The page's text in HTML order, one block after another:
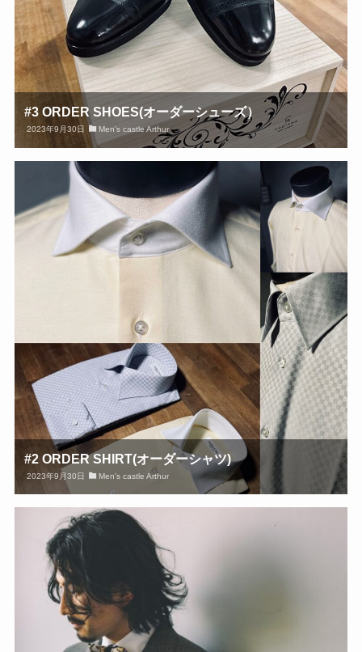
#3 ORDER SHOES(オーダーシューズ）
2023年9月30日 Men's castle Arthur
#2 ORDER SHIRT(オーダーシャツ)
2023年9月30日 Men's castle Arthur